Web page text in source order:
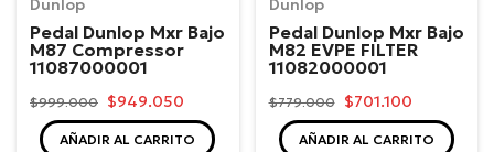
Dunlop
Pedal Dunlop Mxr Bajo
M87 Compressor
11087000001
$999.000 $949.050
AÑADIR AL CARRITO
Dunlop
Pedal Dunlop Mxr Bajo
M82 EVPE FILTER
11082000001
$779.000 $701.100
AÑADIR AL CARRITO